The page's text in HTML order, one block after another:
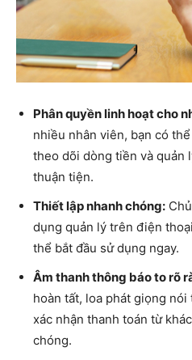
Phân quyền linh hoạt cho
nhiều nhân viên, bạn có
theo dõi dòng tiền và quản
thuận tiện.
Thiết lập nhanh chóng:
dụng quản lý trên điện
thể bắt đầu sử dụng ngay.
Âm thanh thông báo to rõ
hoàn tất, loa phát giọng
xác nhận thanh toán từ
chóng.